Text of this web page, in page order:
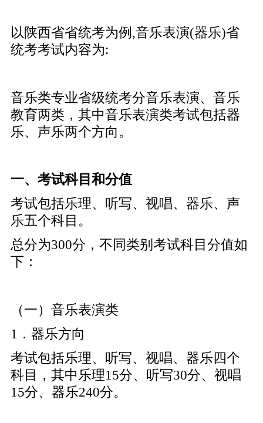
以陕西省省统考为例,音乐表演(器乐)省
统考考试内容为:
音乐类专业省级统考分音乐表演、音乐
教育两类，其中音乐表演类考试包括器
乐、声乐两个方向。
一、考试科目和分值
考试包括乐理、听写、视唱、器乐、声
乐五个科目。
总分为300分，不同类别考试科目分值如
下：
（一）音乐表演类
1．器乐方向
考试包括乐理、听写、视唱、器乐四个
科目，其中乐理15分、听写30分、视唱
15分、器乐240分。